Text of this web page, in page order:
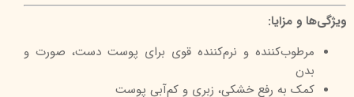
ویژگی‌ها و مزایا:
مرطوب‌کننده و نرم‌کننده قوی برای پوست دست، صورت و
بدن
کمک به رفع خشکی، زبری و کم‌آبی پوست